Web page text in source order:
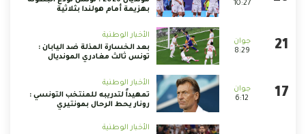
10:27
بهزيمة أمام هولندا بثلاثية
8:29
الأخبار الوطنية
بعد الخسارة المذلة ضد اليابان :
تونس ثالث مغادري المونديال
6:12
الأخبار الوطنية
تمهيداً لتدريبه للمنتخب التونسي :
رونار يحط الرحال بمونتيري
الأخبار الوطنية